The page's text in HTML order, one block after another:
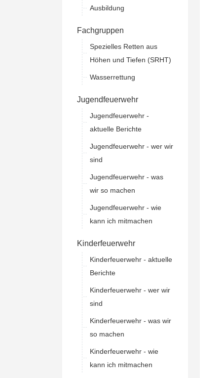
Ausbildung
Fachgruppen
Spezielles Retten aus
Höhen und Tiefen (SRHT)
Wasserrettung
Jugendfeuerwehr
Jugendfeuerwehr -
aktuelle Berichte
Jugendfeuerwehr - wer wir
sind
Jugendfeuerwehr - was
wir so machen
Jugendfeuerwehr - wie
kann ich mitmachen
Kinderfeuerwehr
Kinderfeuerwehr - aktuelle
Berichte
Kinderfeuerwehr - wer wir
sind
Kinderfeuerwehr - was wir
so machen
Kinderfeuerwehr - wie
kann ich mitmachen